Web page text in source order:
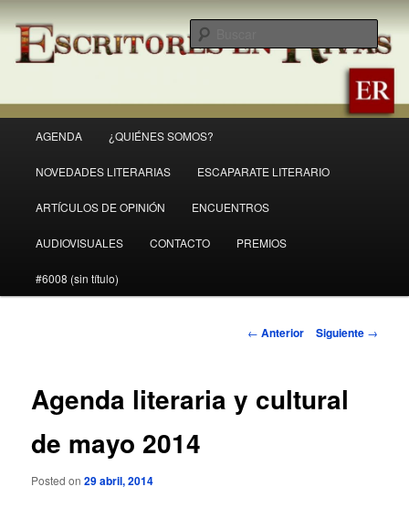
Ir
al
contenido
principal
Revista Escritores en Rivas
principal
AGENDA ¿QUIÉNES SOMOS?
NOVEDADES LITERARIAS ESCAPARATE LITERARIO
ARTÍCULOS DE OPINIÓN ENCUENTROS
AUDIOVISUALES CONTACTO PREMIOS
#6008 (sin título)
Navegación
← Anterior Siguiente →
Agenda literaria y cultural
de mayo 2014
Posted on29 abril, 2014